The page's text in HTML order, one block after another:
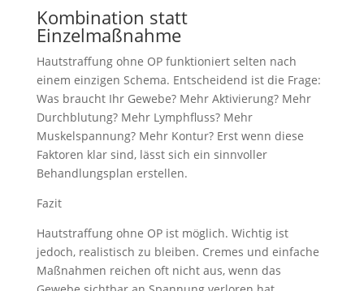
Kombination statt
Einzelmaßnahme
Hautstraffung ohne OP funktioniert selten nach
einem einzigen Schema. Entscheidend ist die Frage:
Was braucht Ihr Gewebe? Mehr Aktivierung? Mehr
Durchblutung? Mehr Lymphfluss? Mehr
Muskelspannung? Mehr Kontur? Erst wenn diese
Faktoren klar sind, lässt sich ein sinnvoller
Behandlungsplan erstellen.
Fazit
Hautstraffung ohne OP ist möglich. Wichtig ist
jedoch, realistisch zu bleiben. Cremes und einfache
Maßnahmen reichen oft nicht aus, wenn das